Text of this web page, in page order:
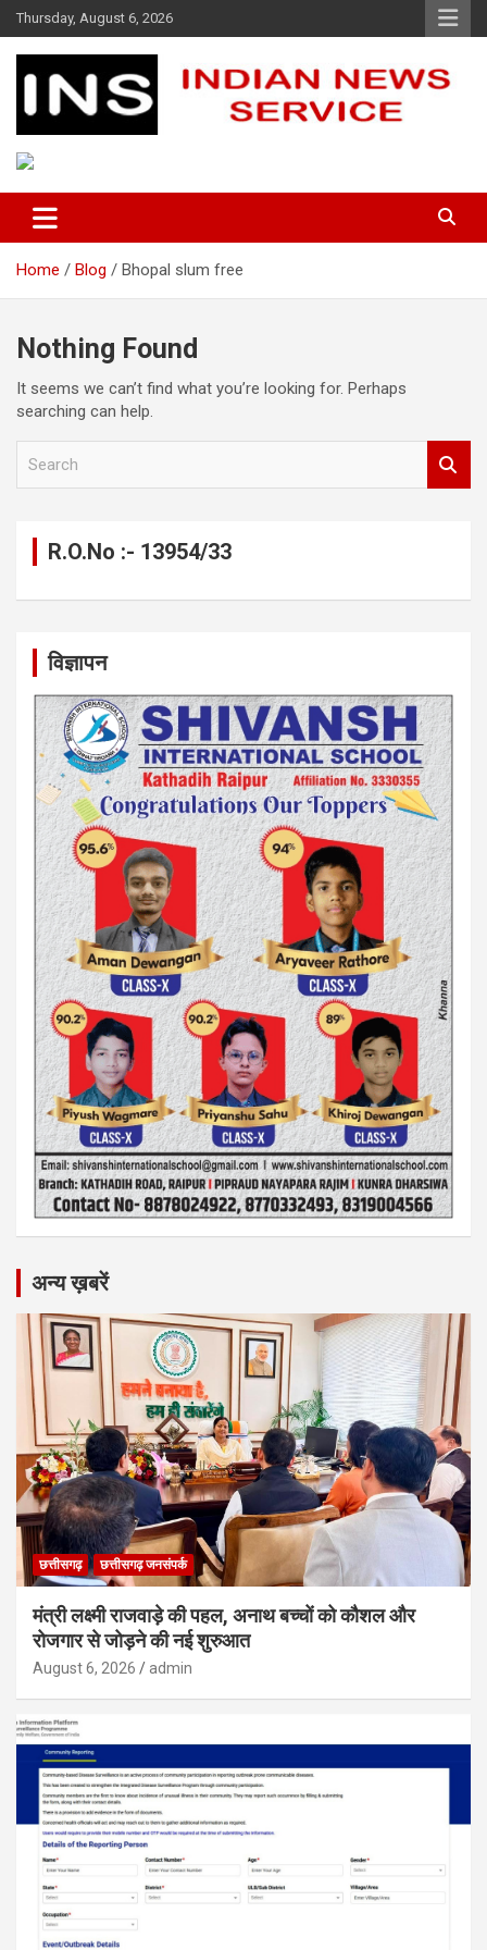
Skip
to
content
Thursday, August 6, 2026
Indian News Service
Home Blog Bhopal slum free
Nothing Found
It seems we can’t find what you’re looking for. Perhaps
searching can help.
R.O.No :- 13954/33
विज्ञापन
अन्य ख़बरें
छत्तीसगढ़ छत्तीसगढ़ जनसंपर्क
मंत्री लक्ष्मी राजवाड़े की पहल, अनाथ बच्चों को कौशल और
रोजगार से जोड़ने की नई शुरुआत
August 6, 2026 admin